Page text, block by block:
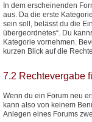
In dem erscheinenden
aus. Da die erste
sein soll, belässt du die
übergeordnetes“. Du
Kategorie vornehmen.
kurzen Blick auf die
7.2 Rechtevergabe
Wenn du ein Forum neu
kann also von keinem
Anlegen eines Forums